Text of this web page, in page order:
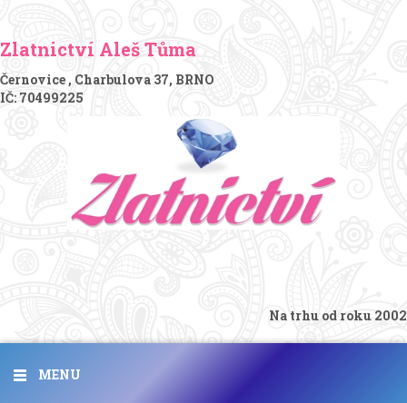
Zlatnictví Aleš Tůma
Černovice , Charbulova 37, BRNO
IČ: 70499225
Na trhu od roku 2002
MENU